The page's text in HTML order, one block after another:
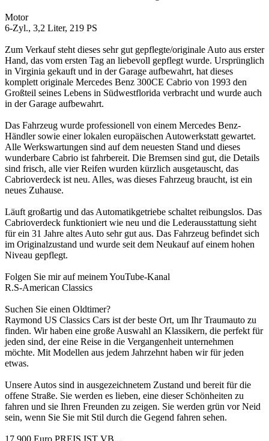
Motor
6-Zyl., 3,2 Liter, 219 PS
Zum Verkauf steht dieses sehr gut gepflegte/originale Auto aus erster
Hand, das vom ersten Tag an liebevoll gepflegt wurde. Ursprünglich
in Virginia gekauft und in der Garage aufbewahrt, hat dieses
komplett originale Mercedes Benz 300CE Cabrio von 1993 den
Großteil seines Lebens in Südwestflorida verbracht und wurde auch
in der Garage aufbewahrt.
Das Fahrzeug wurde professionell von einem Mercedes Benz-
Händler sowie einer lokalen europäischen Autowerkstatt gewartet.
Alle Werkswartungen sind auf dem neuesten Stand und dieses
wunderbare Cabrio ist fahrbereit. Die Bremsen sind gut, die Details
sind frisch, alle vier Reifen wurden kürzlich ausgetauscht, das
Cabrioverdeck ist neu. Alles, was dieses Fahrzeug braucht, ist ein
neues Zuhause.
Läuft großartig und das Automatikgetriebe schaltet reibungslos. Das
Cabrioverdeck funktioniert wie neu und die Lederausstattung sieht
für ein 31 Jahre altes Auto sehr gut aus. Das Fahrzeug befindet sich
im Originalzustand und wurde seit dem Neukauf auf einem hohen
Niveau gepflegt.
Folgen Sie mir auf meinem YouTube-Kanal
R.S-American Classics
Suchen Sie einen Oldtimer?
Raymond US Classics Cars ist der beste Ort, um Ihr Traumauto zu
finden. Wir haben eine große Auswahl an Klassikern, die perfekt für
jeden sind, der eine Reise in die Vergangenheit unternehmen
möchte. Mit Modellen aus jedem Jahrzehnt haben wir für jeden
etwas.
Unsere Autos sind in ausgezeichnetem Zustand und bereit für die
offene Straße. Sie werden es lieben, eine dieser Schönheiten zu
fahren und sie Ihren Freunden zu zeigen. Sie werden grün vor Neid
sein, wenn Sie Sie mit Stil durch die Gegend fahren sehen.
17.900 Euro PREIS IST VB...